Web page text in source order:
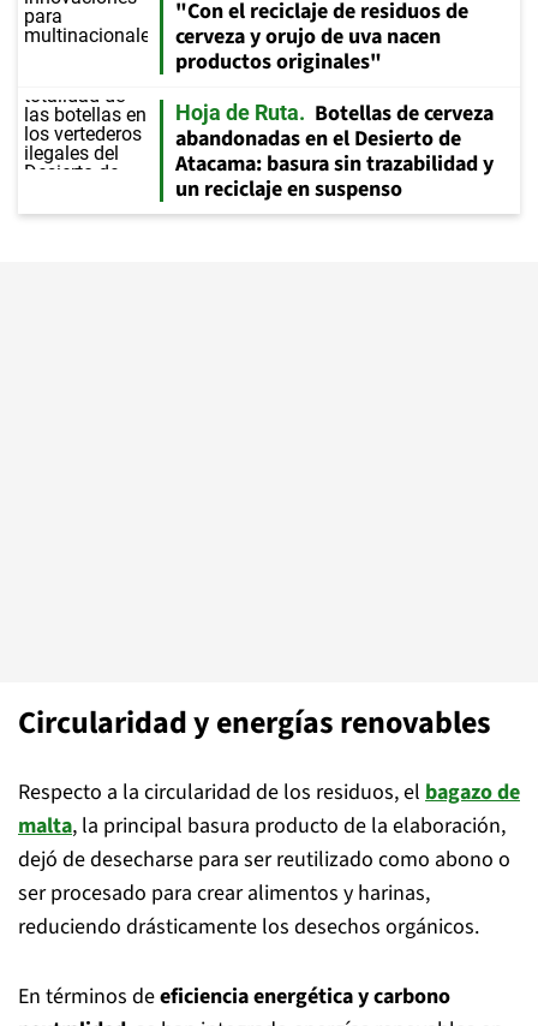
"Con el reciclaje de residuos de
cerveza y orujo de uva nacen
productos originales"
Hoja de Ruta
Botellas de cerveza
abandonadas en el Desierto de
Atacama: basura sin trazabilidad y
un reciclaje en suspenso
Circularidad y energías renovables
Respecto a la circularidad de los residuos, el bagazo de
malta, la principal basura producto de la elaboración,
dejó de desecharse para ser reutilizado como abono o
ser procesado para crear alimentos y harinas,
reduciendo drásticamente los desechos orgánicos.
En términos deeficiencia energética y carbono